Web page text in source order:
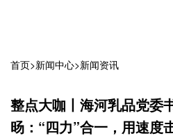
首页>新闻中心>新闻资讯
整点大咖丨海河乳品党委
旸：“四力”合一，用速度